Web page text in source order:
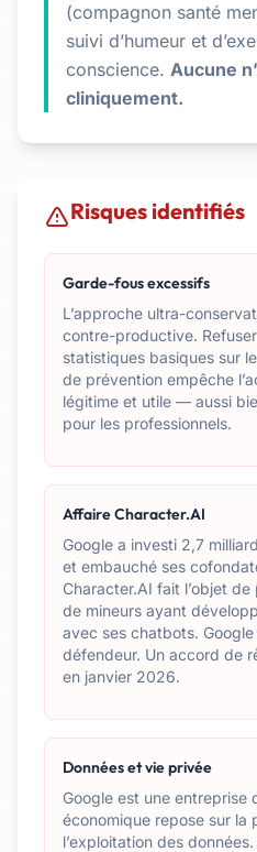
(compagnon santé
suivi d’humeur et
conscience. Aucune
cliniquement.
Risques identifiés
Garde-fous excessifs
L’approche ultra-
contre-productive.
statistiques basiques sur
de prévention empêche
légitime et utile — aussi
pour les professionnels.
Affaire Character.AI
Google a investi 2,7
et embauché ses
Character.AI fait l’objet
de mineurs ayant
avec ses chatbots.
défendeur. Un accord de
en janvier 2026.
Données et vie privée
Google est une entreprise
économique repose sur la
l’exploitation des